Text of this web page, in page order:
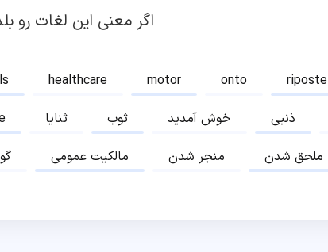
اگر معنی این لغات رو
healthcare motor onto riposte
ثنایا ثوب خوش آمدید ذنبی
مالکیت عمومی منجر شدن ملحق شدن